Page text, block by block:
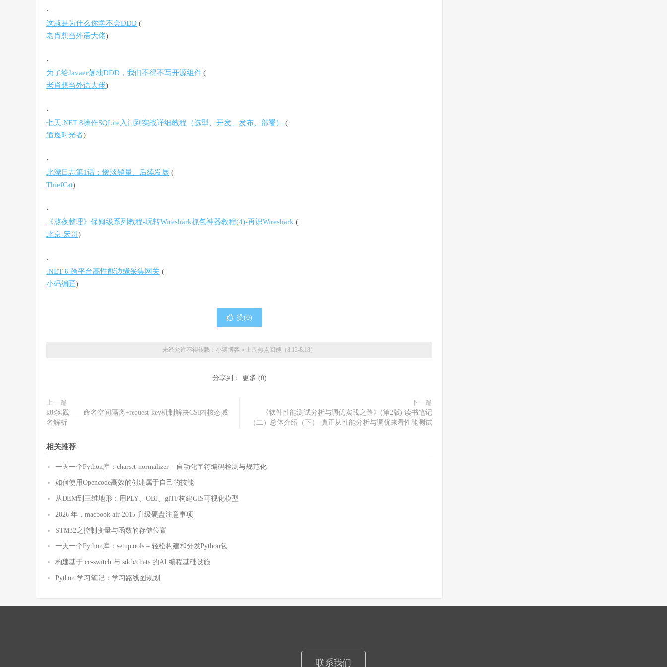
·
这就是为什么你学不会DDD (
老肖想当外语大佬)
·
为了给Javaer落地DDD，我们不得不写开源组件 (
老肖想当外语大佬)
·
七天.NET 8操作SQLite入门到实战详细教程（选型、开发、发布、部署）
(
追逐时光者)
·
北漂日志第1话：惨淡销量、后续发展 (
ThiefCat)
·
《熬夜整理》保姆级系列教程-玩转Wireshark抓包神器教程(4)-再识Wireshark (
北京-宏哥)
·
.NET 8 跨平台高性能边缘采集网关 (
小码编匠)
赞(0)
未经允许不得转载： 小狮博客 » 上周热点回顾（8.12-8.18）
分享到： 更多 (0)
上一篇
k8s实践——命名空间隔离+request-key机制解决CSI内核态域
名解析
下一篇
《软件性能测试分析与调优实践之路》(第2版) 读书笔记
（二）总体介绍（下）-真正从性能分析与调优来看性能测试
相关推荐
一天一个Python库：charset-normalizer – 自动化字符编码检测与规范化
如何使用Opencode高效的创建属于自己的技能
从DEM到三维地形：用PLY、OBJ、glTF构建GIS可视化模型
2026 年，macbook air 2015 升级硬盘注意事项
STM32之控制变量与函数的存储位置
一天一个Python库：setuptools – 轻松构建和分发Python包
构建基于 cc-switch 与 sdcb/chats 的AI 编程基础设施
Python 学习笔记：学习路线图规划
联系我们